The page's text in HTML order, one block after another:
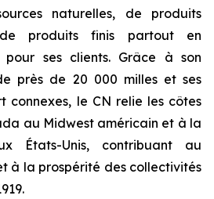
naturelles, de produits
produits finis partout en
ses clients. Grâce à son
près de 20 000 milles et ses
connexes, le CN relie les côtes
au Midwest américain et à la
États-Unis, contribuant au
à la prospérité des collectivités